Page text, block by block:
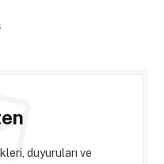
duyuruları ve